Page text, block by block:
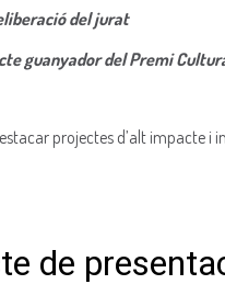
del jurat
guanyador del Premi
projectes d’alt impacte i